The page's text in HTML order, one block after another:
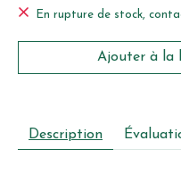
En rupture de stock,
Ajouter à la
Description